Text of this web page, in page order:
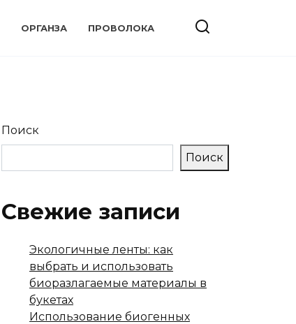
ОРГАНЗА ПРОВОЛОКА
Поиск
Поиск
Свежие записи
Экологичные ленты: как
выбрать и использовать
биоразлагаемые материалы в
букетах
Использование биогенных